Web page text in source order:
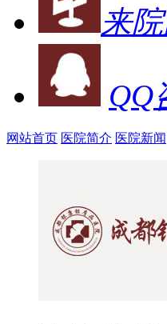
来
QQ
网站首页 医院简介 医院新闻